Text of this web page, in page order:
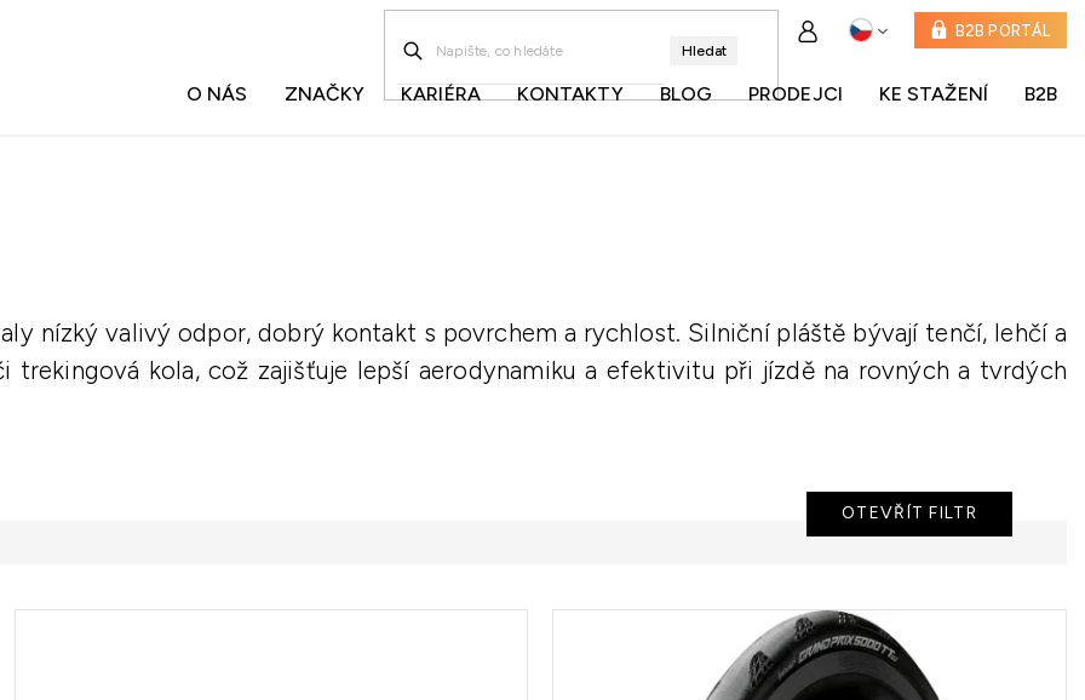
Hledat
B2B PORTÁL
O NÁS ZNAČKY KARIÉRA KONTAKTY BLOG PRODEJCI KE STAŽENÍ B2B
nízký valivý odpor, dobrý kontakt s povrchem a rychlost. Silniční pláště bývají tenčí, lehčí a
trekingová kola, což zajišťuje lepší aerodynamiku a efektivitu při jízdě na rovných a tvrdých
OTEVŘÍT FILTR